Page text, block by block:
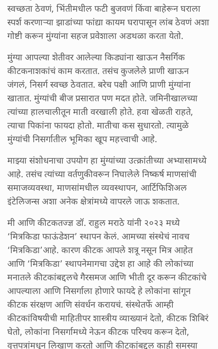
स्वच्छता ठेवणं, भिंतीमधील फटी बुजवणं किंवा बाहेरून घराला
स्पर्श करणाऱ्या झाडांच्या फांद्या कायम घरापासून लांब ठेवणं अशा
गोष्टी करून मुंग्यांना सहज प्रवेशाला अडथळा करता येतो.
मुंग्या आपल्या शेतीवर आलेल्या किड्यांना खाऊन नैसर्गिक
कीटकनाशकांचं काम करतात. तसंच कुजलेले प्राणी खाऊन
जंगलं, निसर्ग स्वच्छ ठेवतात. बरेच पक्षी आणि प्राणी मुंग्यांना
खातात. मुंग्यांची बीज प्रसारात पण मदत होते. जमिनीखालच्या
त्यांच्या हालचालीतून माती वरखाली होते. हवा खेळती राहते,
त्याचा पिकांना फायदा होतो. मातीचा कस सुधारतो. त्यामुळे
मुंग्यांची निसर्गातील भूमिका खूप महत्त्वाची आहे.
माझ्या संशोधनाचा उपयोग हा मुंग्यांच्या उत्क्रांतीच्या अभ्यासामध्ये
आहे. तसंच त्यांच्या वर्तणुकीवरून निघालेले निष्कर्ष माणसांची
समाजव्यवस्था, माणसांमधील व्यवस्थापन, आर्टिफिशिअल
इंटेलिजन्स अशा अनेक क्षेत्रांमध्ये वापरले जाऊ शकतात.
मी आणि कीटकतज्ज्ञ डॉ. राहुल मराठे यांनी २०२३ मध्ये
‘मित्रकिडा फाऊंडेशन’ स्थापन केलं. आमच्या संस्थेचं नावच
‘मित्रकिडा’आहे. कारण कीटक आपले शत्रू नसून मित्र आहेत
आणि ‘मित्रकिडा’ स्थापनेमागचा उद्देश हा आहे की लोकांच्या
मनातले कीटकांबद्दलचे गैरसमज आणि भीती दूर करून कीटकांचे
आपल्याला आणि निसर्गाला होणारे फायदे हे लोकांना सांगून
कीटक संरक्षण आणि संवर्धन करायचं. संस्थेतर्फे आम्ही
कीटकांविषयीची माहितीपर शास्त्रीय व्याख्यानं देतो, कीटक शिबिरं
घेतो, लोकांना निसर्गामध्ये नेऊन कीटक परिचय करून देतो,
वृत्तपत्रांमधून लिखाण करतो आणि कीटकांबद्दल काही समस्या